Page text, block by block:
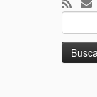
Buscar: